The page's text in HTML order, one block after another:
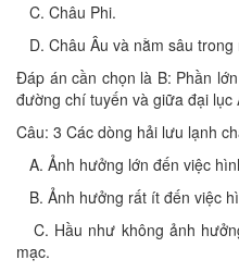
C. Châu Phi.
D. Châu Âu và nằm sâu trong
Đáp án cần chọn là B: Phần
đường chí tuyến và giữa đại lục
Câu: 3 Các dòng hải lưu lạnh
A. Ảnh hưởng lớn đến việc
B. Ảnh hưởng rất ít đến việc
C. Hầu như không ảnh
mạc.